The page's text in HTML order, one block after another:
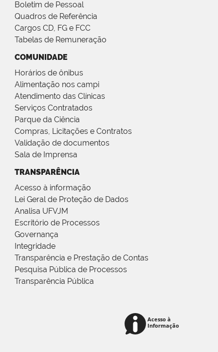
Boletim de Pessoal
Quadros de Referência
Cargos CD, FG e FCC
Tabelas de Remuneração
COMUNIDADE
Horários de ônibus
Alimentação nos campi
Atendimento das Clínicas
Serviços Contratados
Parque da Ciência
Compras, Licitações e Contratos
Validação de documentos
Sala de Imprensa
TRANSPARÊNCIA
Acesso à informação
Lei Geral de Proteção de Dados
Analisa UFVJM
Escritório de Processos
Governança
Integridade
Transparência e Prestação de Contas
Pesquisa Pública de Processos
Transparência Pública